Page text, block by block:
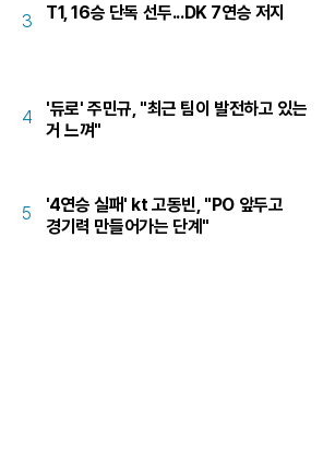
3 T1, 16승 단독 선두...DK 7연승 저지
4
'듀로' 주민규, "최근 팀이 발전하고 있는
거 느껴"
5
'4연승 실패' kt 고동빈, "PO 앞두고
경기력 만들어가는 단계"